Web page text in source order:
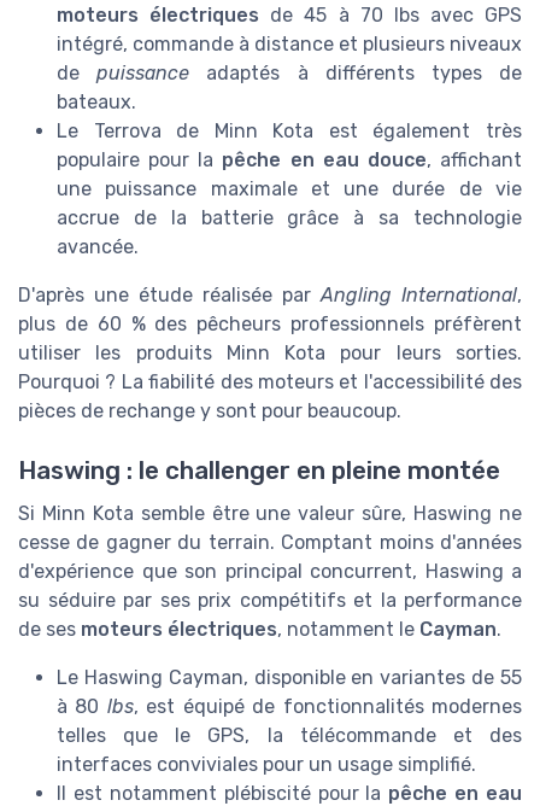
moteurs électriques de 45 à 70 lbs avec GPS
intégré, commande à distance et plusieurs niveaux
depuissance adaptés à différents types de
bateaux.
Le Terrova de Minn Kota est également très
populaire pour la pêche en eau douce, affichant
une puissance maximale et une durée de vie
accrue de la batterie grâce à sa technologie
avancée.
D'après une étude réalisée parAngling International,
plus de 60 % des pêcheurs professionnels préfèrent
utiliser les produits Minn Kota pour leurs sorties.
Pourquoi ? La fiabilité des moteurs et l'accessibilité des
pièces de rechange y sont pour beaucoup.
Haswing : le challenger en pleine montée
Si Minn Kota semble être une valeur sûre, Haswing ne
cesse de gagner du terrain. Comptant moins d'années
d'expérience que son principal concurrent, Haswing a
su séduire par ses prix compétitifs et la performance
de ses moteurs électriques, notamment le Cayman.
Le Haswing Cayman, disponible en variantes de 55
à 80 lbs, est équipé de fonctionnalités modernes
telles que le GPS, la télécommande et des
interfaces conviviales pour un usage simplifié.
Il est notamment plébiscité pour la pêche en eau